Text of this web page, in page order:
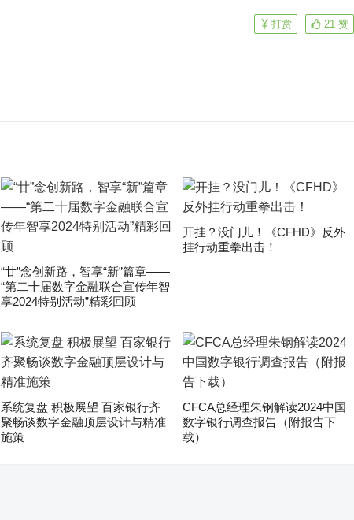
21 赞
打赏
“廿”念创新路，智享“新”篇章——
“第二十届数字金融联合宣传年智
享2024特别活动”精彩回顾
开挂？没门儿！《CFHD》反外
挂行动重拳出击！
系统复盘 积极展望 百家银行齐
聚畅谈数字金融顶层设计与精准
施策
CFCA总经理朱钢解读2024中国
数字银行调查报告（附报告下
载）